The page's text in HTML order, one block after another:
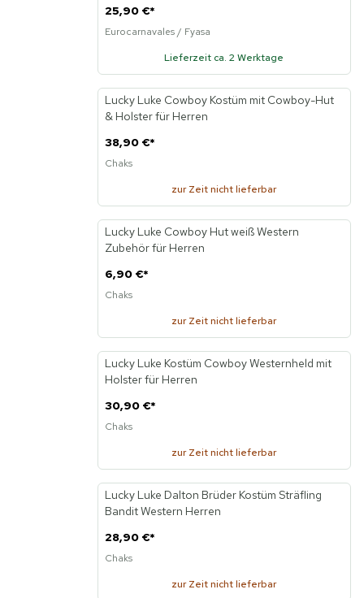
25,90 €*
Eurocarnavales / Fyasa
Lieferzeit ca. 2 Werktage
Neu
Lucky Luke Cowboy Kostüm mit Cowboy-Hut
& Holster für Herren
38,90 €*
Chaks
zur Zeit nicht lieferbar
Neu
Lucky Luke Cowboy Hut weiß Western
Zubehör für Herren
6,90 €*
Chaks
zur Zeit nicht lieferbar
Neu
Lucky Luke Kostüm Cowboy Westernheld mit
Holster für Herren
30,90 €*
Chaks
zur Zeit nicht lieferbar
Neu
Lucky Luke Dalton Brüder Kostüm Sträfling
Bandit Western Herren
28,90 €*
Chaks
zur Zeit nicht lieferbar